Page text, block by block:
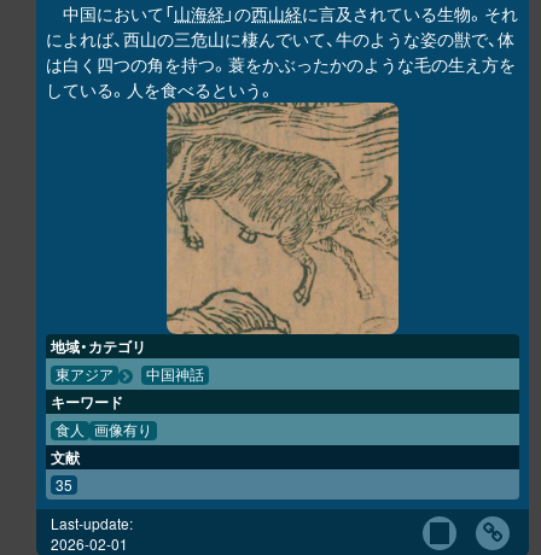
中国において「山海経 」の西山経に言及されている生物。それ
によれば、西山の三危山に棲んでいて、牛のような姿の獣で、体
は白く四つの角を持つ。蓑をかぶったかのような毛の生え方を
している。人を食べるという。
地域・カテゴリ
東アジア 中国神話
キーワード
食人 画像有り
文献
35
Last-update:
2026-02-01